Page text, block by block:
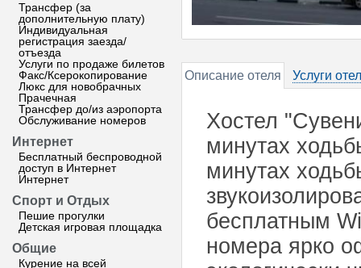
Трансфер (за
дополнительную плату)
Индивидуальная
регистрация заезда/
отъезда
Услуги по продаже билетов
Факс/Ксерокопирование
Люкс для новобрачных
Прачечная
Трансфер до/из аэропорта
Обслуживание номеров
Интернет
Бесплатный беспроводной
доступ в Интернет
Интернет
Спорт и Отдых
Пешие прогулки
Детская игровая площадка
Общие
Курение на всей
Описание отеля Услуги
Хостел
минутах
минутах
бесплатным
номера ярко